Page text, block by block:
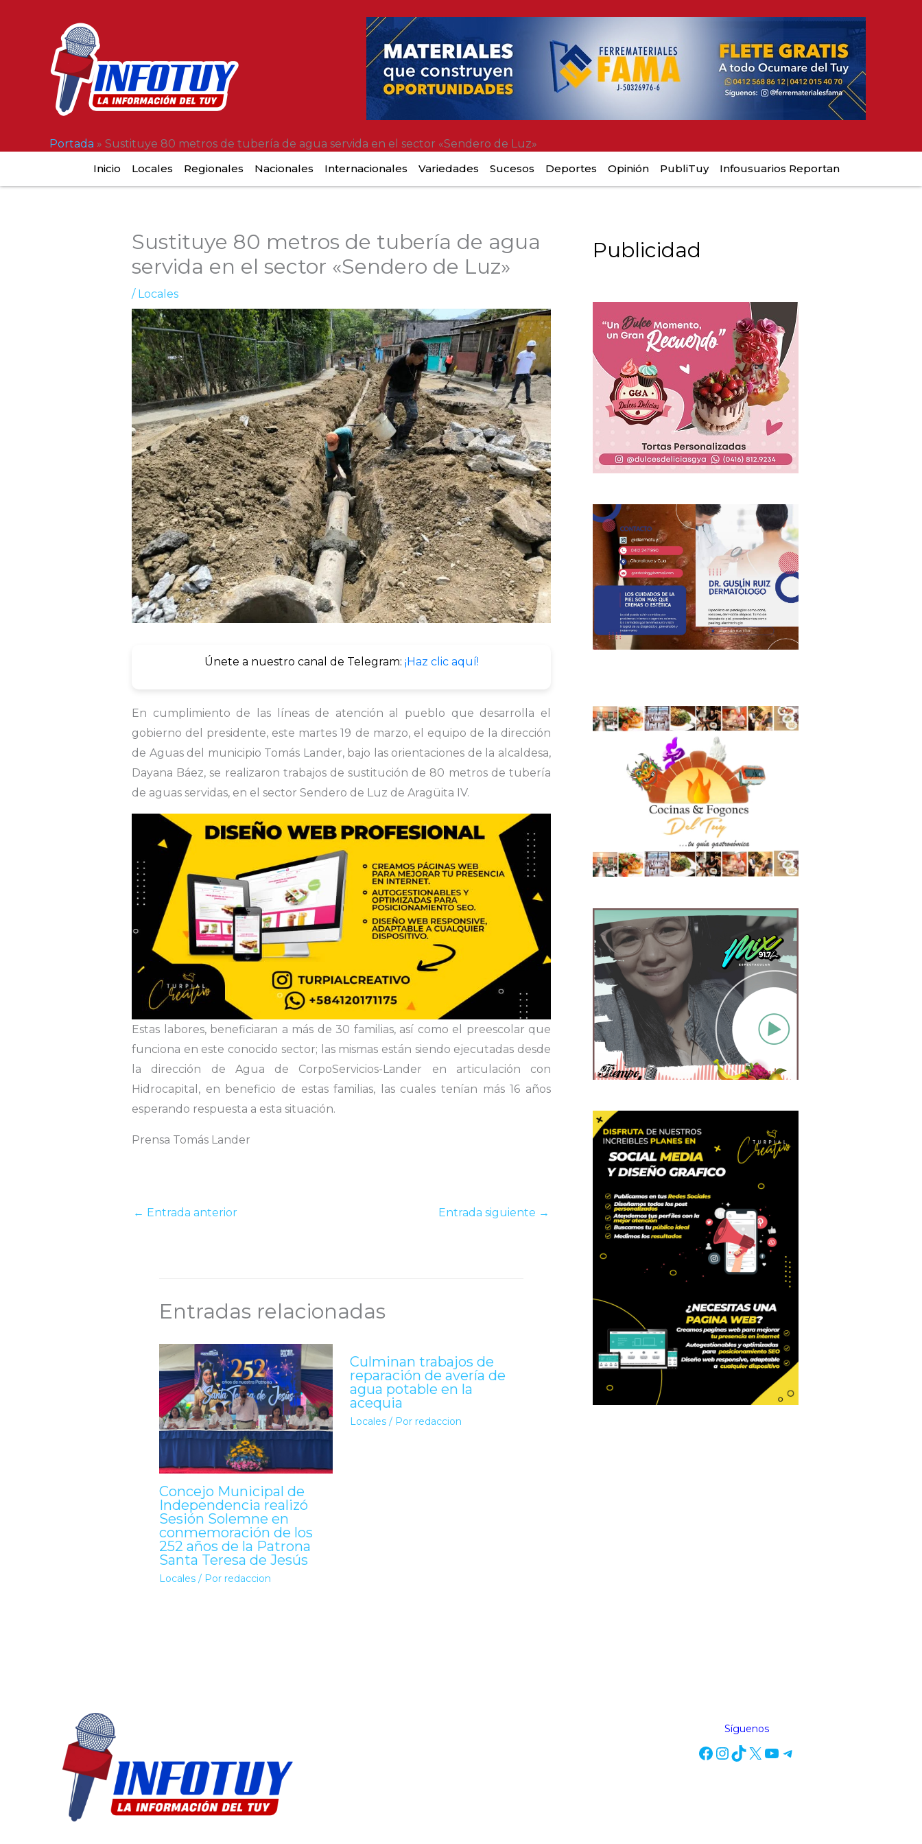
contenido
Portada » Sustituye 80 metros de tubería de agua servida en el sector «Sendero de Luz»
Inicio
Locales Regionales Nacionales Internacionales Variedades Sucesos Deportes Opinión PubliTuy Infousuarios Reportan
Sustituye 80 metros de tubería de agua
servida en el sector «Sendero de Luz»
/ Locales
Únete a nuestro canal de Telegram: ¡Haz clic aquí!
En cumplimiento de las líneas de atención al pueblo que desarrolla el
gobierno del presidente, este martes 19 de marzo, el equipo de la dirección
de Aguas del municipio Tomás Lander, bajo las orientaciones de la alcaldesa,
Dayana Báez, se realizaron trabajos de sustitución de 80 metros de tubería
de aguas servidas, en el sector Sendero de Luz de Aragüita IV.
Estas labores, beneficiaran a más de 30 familias, así como el preescolar que
funciona en este conocido sector; las mismas están siendo ejecutadas desde
la dirección de Agua de CorpoServicios-Lander en articulación con
Hidrocapital, en beneficio de estas familias, las cuales tenían más 16 años
esperando respuesta a esta situación.
Prensa Tomás Lander
← Entrada anterior Entrada siguiente →
Entradas relacionadas
Concejo Municipal de
Independencia realizó
Sesión Solemne en
conmemoración de los
252 años de la Patrona
Santa Teresa de Jesús
Locales / Por redaccion
Culminan trabajos de
reparación de avería de
agua potable en la
acequia
Locales / Por redaccion
Publicidad
Síguenos